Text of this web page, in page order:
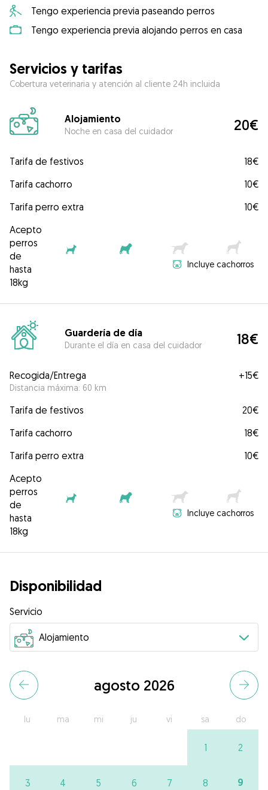
Tengo experiencia previa paseando perros
Tengo experiencia previa alojando perros en casa
Servicios y tarifas
Cobertura veterinaria y atención al cliente 24h incluida
Alojamiento
Noche en casa del cuidador 20€
Tarifa de festivos
18€
Tarifa cachorro
10€
Tarifa perro extra
10€
Acepto
perros
de
hasta
18kg
Incluye cachorros
Guardería de día
Durante el día en casa del cuidador 18€
Recogida/Entrega
Distancia máxima: 60 km
+15€
Tarifa de festivos
20€
Tarifa cachorro
18€
Tarifa perro extra
10€
Acepto
perros
de
hasta
18kg
Incluye cachorros
Disponibilidad
Servicio
agosto 2026
lu ma mi ju vi sa do
1 2
3 4 5 6 7 8 9